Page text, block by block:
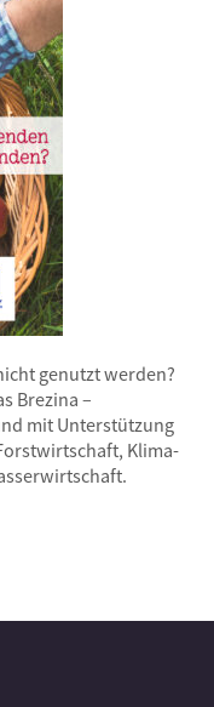
genutzt werden?
Brezina –
mit Unterstützung
Klima-